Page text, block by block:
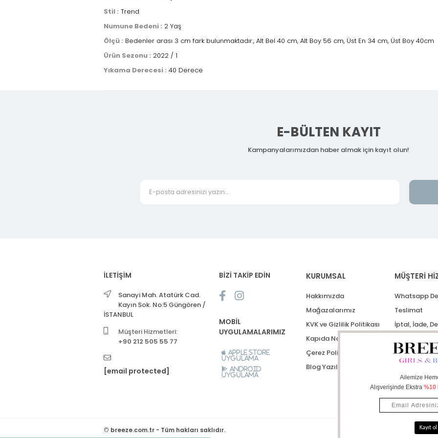
Stil : Trend
Numune Bedeni : 2 Yaş
Ölçü : Bedenler arası 3 cm fark bulunmaktadır., Alt Bel 40 cm, Alt Boy 56 cm, Üst En 34 cm, Üst Boy 40cm
Ürün Sezonu : 2022 / 1
Yıkama Derecesi : 40 Derece
E-BÜLTEN KAYIT
Kampanyalarımızdan haber almak için kayıt olun!
İLETİŞİM
Sanayi Mah. Atatürk Cad.
Kayın Sok. No:5 Güngören /
İSTANBUL
Müşteri Hizmetleri:
+90 212 505 55 77
[email protected]
BİZİ TAKİP EDİN
MOBİL
UYGULAMALARIMIZ
Apple Store
Uygulama
Android
Uygulama
KURUMSAL
Hakkımızda
Mağazalarımız
KVK ve Gizlilik Politikası
Kapıda Nakit Ödeme
Çerez Politikası
Blog Yazıları
MÜŞTERİ
Whatsapp
Teslimat
İptal, İade,
© breeze.com.tr - Tüm hakları saklıdır.